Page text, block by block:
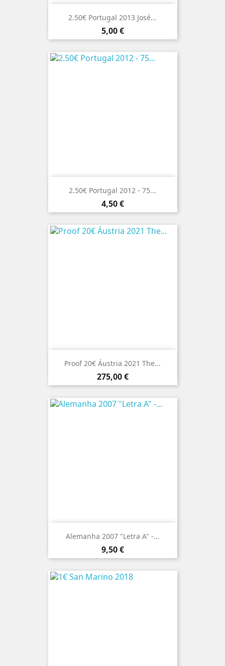
2.50€ Portugal 2013 José...
Preço
5,00 €
2.50€ Portugal 2012 - 75...
Preço
4,50 €
Proof 20€ Áustria 2021 The...
Preço
275,00 €
Alemanha 2007 "Letra A" -...
Preço
9,50 €